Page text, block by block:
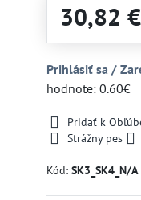
30,82 €
Prihlásiť sa /
hodnote: 0.60€
Pridať k
Strážny pes
Kód:SK3_SK4_N/A